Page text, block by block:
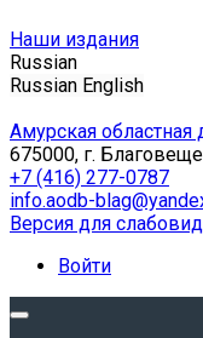
Наши издания
Russian
Russian English
Амурская областная
675000, г.
+7 (416) 277-0787
info.aodb-
Версия для
Войти